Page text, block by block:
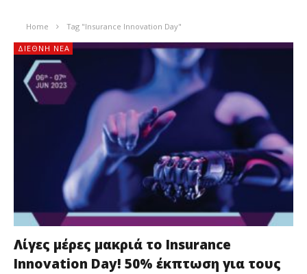
Home Tag "Insurance Innovation Day"
ΔΙΕΘΝΉ ΝΈΑ
Λίγες μέρες μακριά το Insurance
Innovation Day! 50% έκπτωση για τους